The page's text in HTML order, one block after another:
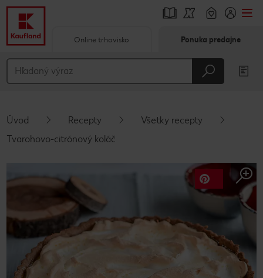
Hlavný obsah
Vyskakovací bočný panel
Online trhovisko Ponuka predajne
Úvod Recepty
Všetky recepty
Tvarohovo-citrónový koláč